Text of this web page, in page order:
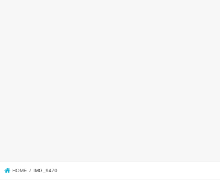
HOME IMG_9470